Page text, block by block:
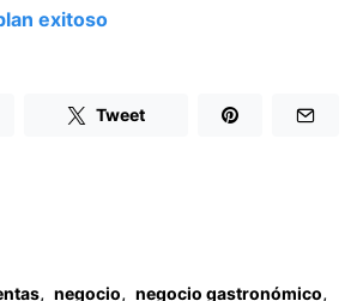
exitoso
Tweet
, negocio, negocio gastronómico,